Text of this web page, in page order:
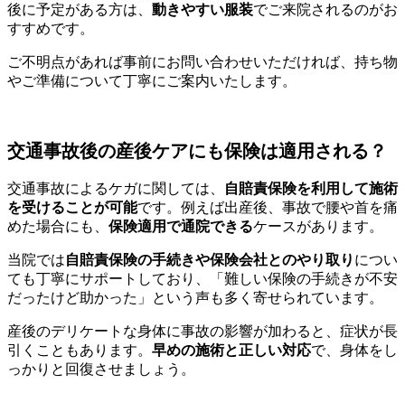
後に予定がある方は、 動きやすい服装でご来院されるのがお
すすめです。
ご不明点があれば事前にお問い合わせいただければ、持ち物
やご準備について丁寧にご案内いたします。
交通事故後の産後ケアにも保険は適用される？
交通事故によるケガに関しては、
自賠責保険を利用して施術
を受けることが可能です。例えば出産後、事故で腰や首を痛
めた場合にも、 保険適用で通院できるケースがあります。
当院では自賠責保険の手続きや保険会社とのやり取り につい
ても丁寧にサポートしており、「難しい保険の手続きが不安
だったけど助かった」という声も多く寄せられています。
産後のデリケートな身体に事故の影響が加わると、症状が長
引くこともあります。 早めの施術と正しい対応で、身体をし
っかりと回復させましょう。